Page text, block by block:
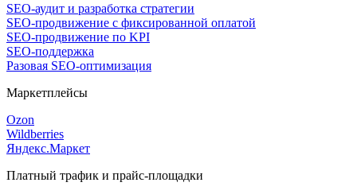
SEO-аудит и разработка стратегии
SEO-продвижение с фиксированной оплатой
SEO-продвижение по KPI
SEO-поддержка
Разовая SEO-оптимизация
Маркетплейсы
Ozon
Wildberries
Яндекс.Маркет
Платный трафик и прайс-площадки